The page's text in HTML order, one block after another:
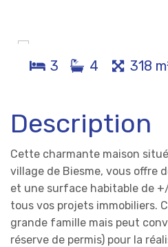
3 4 318
Description
Cette charmante maison
village de Biesme, vous offre
et une surface habitable de
tous vos projets immobiliers.
grande famille mais peut
réserve de permis) pour la